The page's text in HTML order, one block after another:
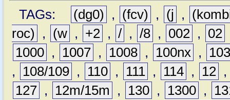
TAGs:
(dg0) , (fcv) , (j ,
roc)
, (w , +2 , / , /8 , 002 , 02
1000 , 1007 , 1008 , 100nx ,
,
108/109 , 110 , 111 , 114 , 12
127 , 12m/15m , 130 , 1300 ,